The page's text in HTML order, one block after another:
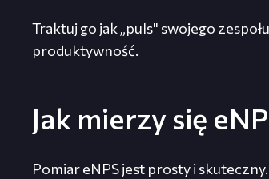
Traktuj go jak „puls" swojego
produktywność.
Jak mierzy się
Pomiar eNPS jest prosty i